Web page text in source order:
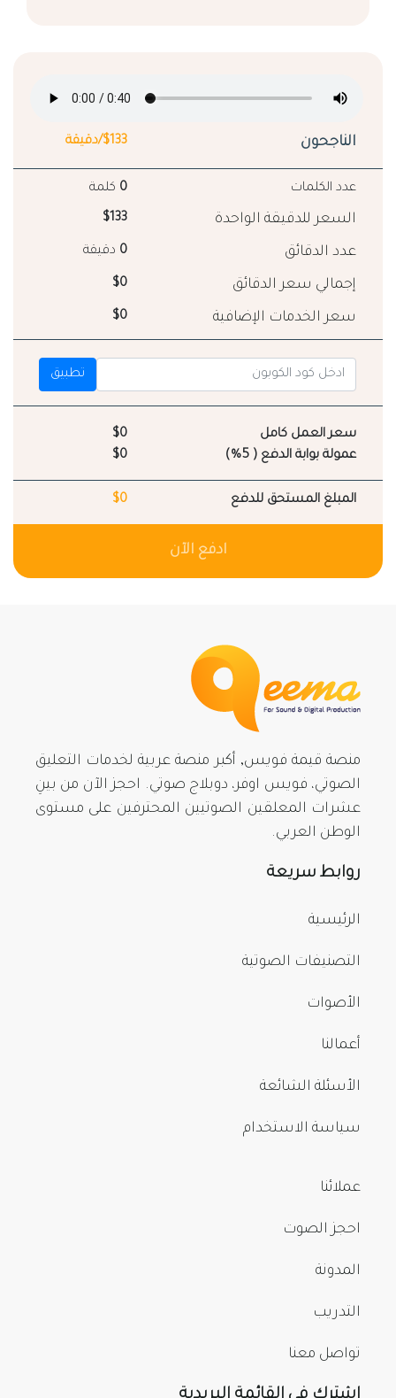
الناجحون $133/دقيقة
عدد الكلمات 0 كلمة
السعر للدقيقة الواحدة $133
عدد الدقائق 0 دقيقة
إجمالي سعر الدقائق $0
سعر الخدمات الإضافية $0
تطبيق
سعر العمل كامل
$0
عمولة بوابة الدفع ( 5%)
$0
المبلغ المستحق للدفع $0
ادفع الآن
منصة قيمة فويس, أكبر منصة عربية لخدمات التعليق
الصوتي، فويس اوفر، دوبلاج صوتي. احجز الآن من بينِ
عشرات المعلقين الصوتيين المحترفين على مستوى
الوطن العربي.
روابط سريعة
الرئيسية
التصنيفات الصوتية
الأصوات
أعمالنا
الأسئلة الشائعة
سياسة الاستخدام
عملائنا
احجز الصوت
المدونة
التدريب
تواصل معنا